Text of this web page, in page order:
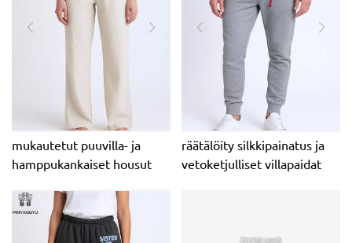
mukautetut puuvilla- ja
hamppukankaiset housut
räätälöity silkkipainatus ja
vetoketjulliset villapaidat